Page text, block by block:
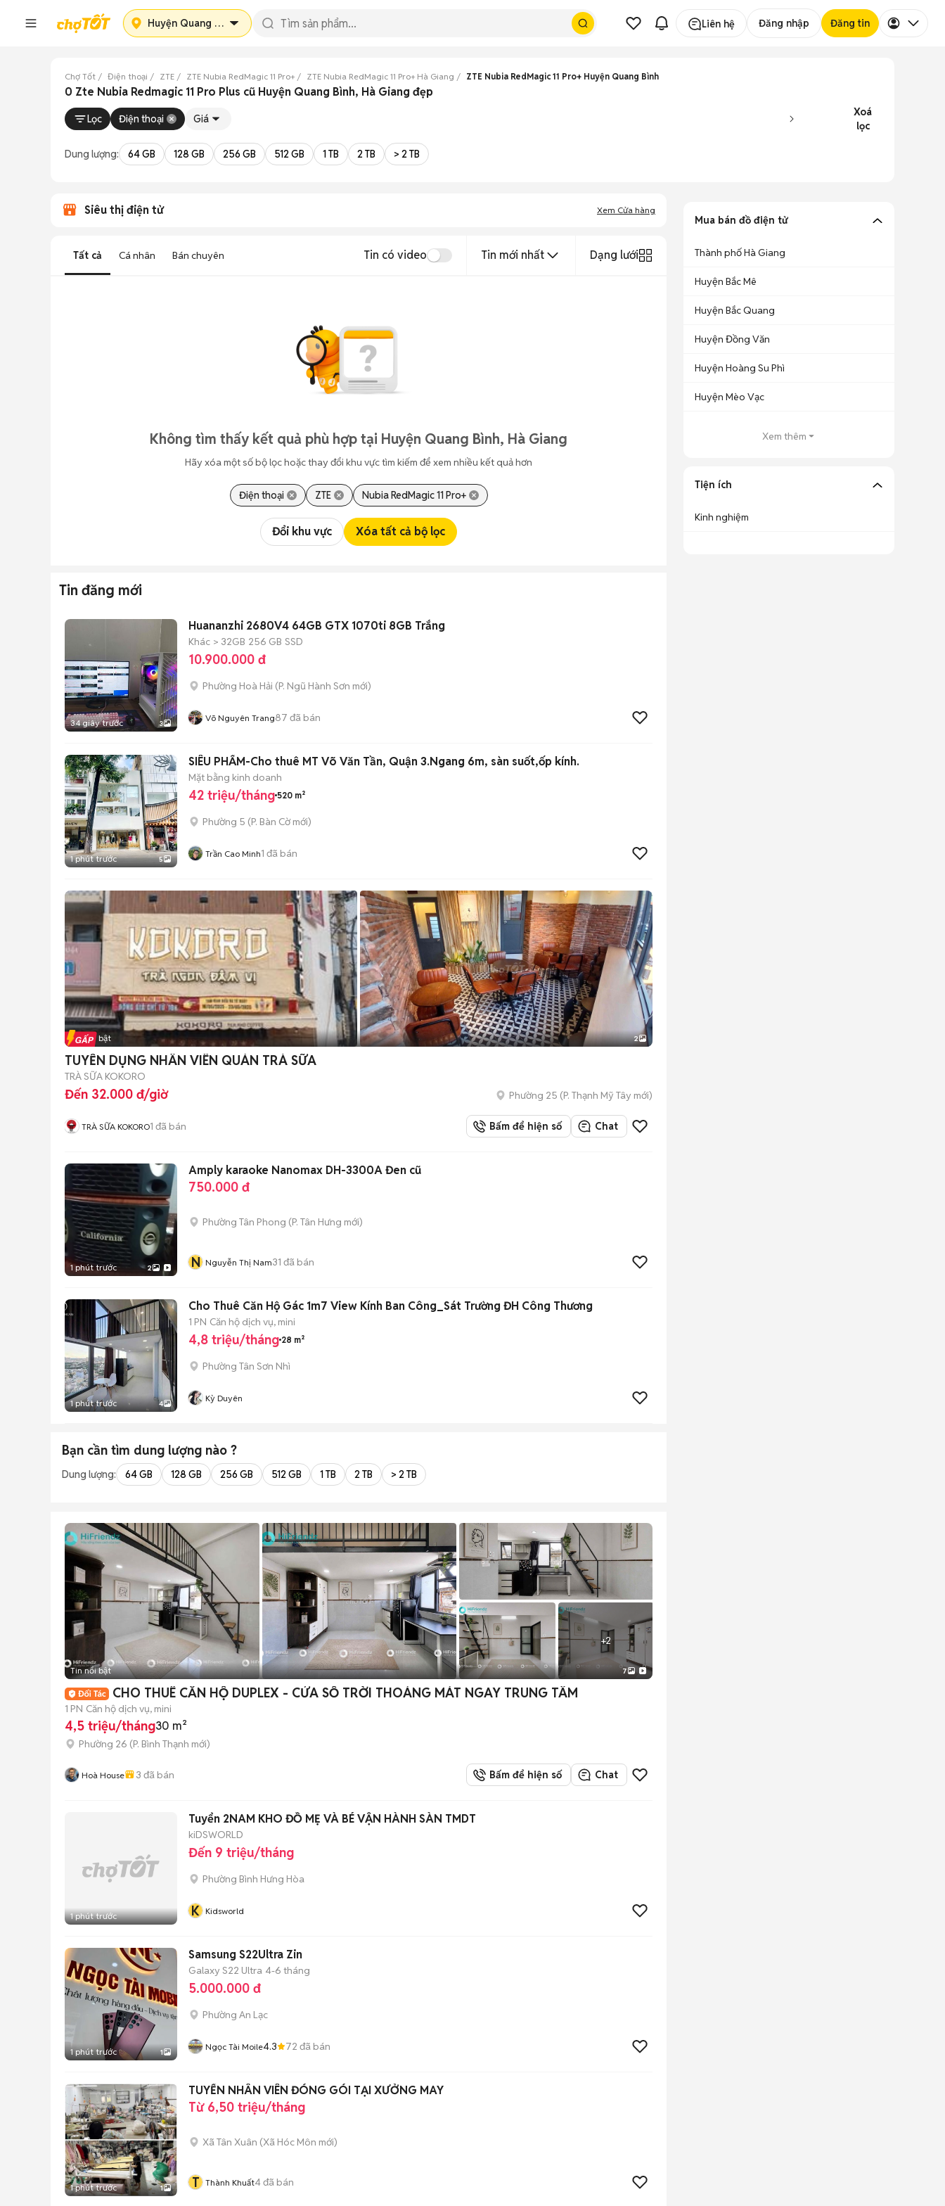
Huyện Quang Bình Liên hệ Đăng nhập Đăng tin
Chợ Tốt Điện thoại ZTE ZTE Nubia RedMagic 11 Pro+ ZTE Nubia RedMagic 11 Pro+ Hà Giang ZTE Nubia RedMagic 11 Pro+ Huyện Quang Bình
0 Zte Nubia Redmagic 11 Pro Plus cũ Huyện Quang Bình, Hà Giang đẹp
Lọc Điện thoại Giá
Xoá
lọc
Dung lượng: 64 GB 128 GB 256 GB 512 GB 1 TB 2 TB > 2 TB
Siêu thị điện tử Xem Cửa hàng
Tất cả Cá nhân Bán chuyên Tin có video Tin mới nhất Dạng lưới
Không tìm thấy kết quả phù hợp tại Huyện Quang Bình, Hà Giang
Hãy xóa một số bộ lọc hoặc thay đổi khu vực tìm kiếm để xem nhiều kết quả hơn
Điện thoại ZTE Nubia RedMagic 11 Pro+
Đổi khu vực Xóa tất cả bộ lọc
Tin đăng mới
34 giây trước 3
Huananzhi 2680V4 64GB GTX 1070ti 8GB Trắng
Khác > 32GB 256 GB SSD
10.900.000 đ
Phường Hoà Hải (P. Ngũ Hành Sơn mới)
Võ Nguyên Trang87 đã bán
1 phút trước 5
SIÊU PHẨM-Cho thuê MT Võ Văn Tần, Quận 3.Ngang 6m, sàn suốt,ốp kính.
Mặt bằng kinh doanh
42 triệu/tháng 520 m²
Phường 5 (P. Bàn Cờmới)
Trần Cao Minh1 đã bán
Tin nổi bật 2
TUYỂN DỤNG NHÂN VIÊN QUÁN TRÀ SỮA
TRÀ SỮA KOKORO
Đến 32.000 đ/giờ Phường 25 (P. Thạnh Mỹ Tây mới)
TRÀ SỮA KOKORO1 đã bán Bấm để hiện số Chat
1 phút trước 2
Amply karaoke Nanomax DH-3300A Đen cũ
750.000 đ
Phường Tân Phong (P. Tân Hưng mới)
N Nguyễn Thị Nam31 đã bán
1 phút trước 4
Cho Thuê Căn Hộ Gác 1m7 View Kính Ban Công_Sát Trường ĐH Công Thương
1 PN Căn hộ dịch vụ, mini
4,8 triệu/tháng 28 m²
Phường Tân Sơn Nhì
Kỳ Duyên
Bạn cần tìm dung lượng nào ?
Dung lượng: 64 GB 128 GB 256 GB 512 GB 1 TB 2 TB > 2 TB
+2
Tin nổi bật 7
CHO THUÊ CĂN HỘ DUPLEX - CỬA SỔ TRỜI THOÁNG MÁT NGAY TRUNG TÂM
1 PN Căn hộ dịch vụ, mini
4,5 triệu/tháng30 m²
Phường 26 (P. Bình Thạnh mới)
Hoà House 3 đã bán Bấm để hiện số Chat
1 phút trước
Tuyển 2NAM KHO ĐỒ MẸ VÀ BÉ VẬN HÀNH SÀN TMDT
kiDSWORLD
Đến 9 triệu/tháng
Phường Bình Hưng Hòa
K Kidsworld
1 phút trước 1
Samsung S22Ultra Zin
Galaxy S22 Ultra 4-6 tháng
5.000.000 đ
Phường An Lạc
Ngọc Tài Moile4.3 72 đã bán
1 phút trước 1
TUYỂN NHÂN VIÊN ĐÓNG GÓI TẠI XƯỞNG MAY
Từ 6,50 triệu/tháng
Xã Tân Xuân (Xã Hóc Môn mới)
T Thành Khuất4đã bán
Mua bán đồ điện tử
Thành phố Hà Giang
Huyện Bắc Mê
Huyện Bắc Quang
Huyện Đồng Văn
Huyện Hoàng Su Phì
Huyện Mèo Vạc
Xem thêm
Tiện ích
Kinh nghiệm